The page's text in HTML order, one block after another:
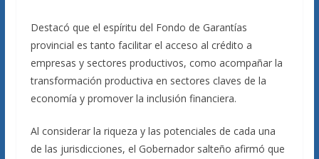
Destacó que el espíritu del Fondo de Garantías
provincial es tanto facilitar el acceso al crédito a
empresas y sectores productivos, como acompañar la
transformación productiva en sectores claves de la
economía y promover la inclusión financiera.
Al considerar la riqueza y las potenciales de cada una
de las jurisdicciones, el Gobernador salteño afirmó que